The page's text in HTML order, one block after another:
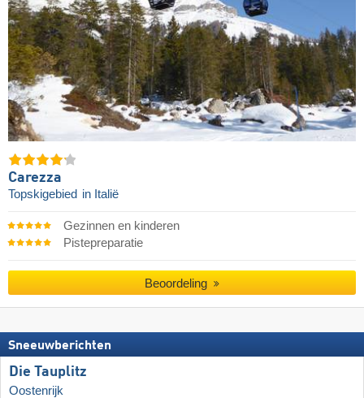
Carezza
Topskigebied in Italië
Gezinnen en kinderen
Pistepreparatie
Beoordeling
Sneeuwberichten
Die Tauplitz
Oostenrijk